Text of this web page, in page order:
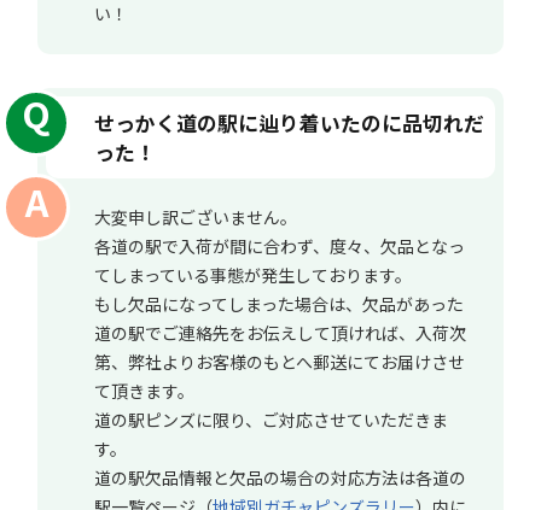
い！
せっかく道の駅に辿り着いたのに品切れだ
った！
大変申し訳ございません。
各道の駅で入荷が間に合わず、度々、欠品となっ
てしまっている事態が発生しております。
もし欠品になってしまった場合は、欠品があった
道の駅でご連絡先をお伝えして頂ければ、入荷次
第、弊社よりお客様のもとへ郵送にてお届けさせ
て頂きます。
道の駅ピンズに限り、ご対応させていただきま
す。
道の駅欠品情報と欠品の場合の対応方法は各道の